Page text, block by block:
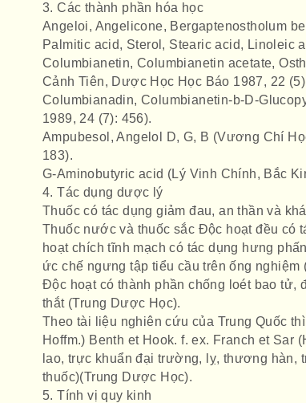
3. Các thành phần hóa học
Angeloi, Angelicone, Bergaptenostholum
Palmitic acid, Sterol, Stearic acid, Linoleic
Columbianetin, Columbianetin acetate,
Cảnh Tiên, Dược Học Học Báo 1987, 22
Columbianadin, Columbianetin-b-D-
1989, 24 (7): 456).
Ampubesol, Angelol D, G, B (Vương Chí
183).
G-Aminobutyric acid (Lý Vinh Chính, Bắc
4. Tác dụng dược lý
Thuốc có tác dụng giảm đau, an thần và
Thuốc nước và thuốc sắc Độc hoạt đều có
hoạt chích tĩnh mạch có tác dụng hưng
ức chế ngưng tập tiểu cầu trên ống nghiệm
Độc hoạt có thành phần chống loét bao tử,
thắt (Trung Dược Học).
Theo tài liệu nghiên cứu của Trung Quốc
Hoffm.) Benth et Hook. f. ex. Franch et
lao, trực khuẩn đại trường, lỵ, thương hàn,
thuốc)(Trung Dược Học).
5. Tính vị quy kinh